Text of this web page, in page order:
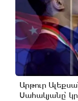
Արթուր
Սահակյանը՝